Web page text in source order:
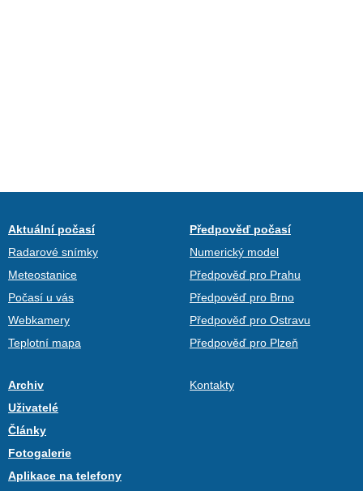
Aktuální počasí
Radarové snímky
Meteostanice
Počasí u vás
Webkamery
Teplotní mapa
Předpověď počasí
Numerický model
Předpověď pro Prahu
Předpověď pro Brno
Předpověď pro Ostravu
Předpověď pro Plzeň
Archiv
Uživatelé
Články
Fotogalerie
Aplikace na telefony
Kontakty